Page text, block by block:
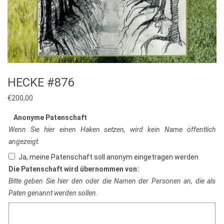
HECKE #876
€200,00
Anonyme Patenschaft
Wenn Sie hier einen Haken setzen, wird kein Name öffentlich
angezeigt.
Ja, meine Patenschaft soll anonym eingetragen werden
Die Patenschaft wird übernommen von:
Bitte geben Sie hier den oder die Namen der Personen an, die als
Paten genannt werden sollen.